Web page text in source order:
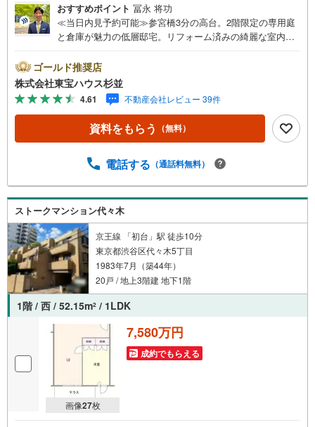
おすすめポイント 冨永 将功
≪当日内見予約可能≫参宮橋3分の高台。2階限定の専用庭
と倉庫が魅力の低層邸宅。リフォーム済みの綺麗な室内を
「未来カレンダー」のご提案。・ 未来に起こるであろうご
自宅リフォームをオンライン上でご提案「ミラカレクラ
ブ」。・ 不動産売却時、ご自宅を綺麗にかつ瀟洒にさせる
CG加工ホームステイジングサービス。・ 購入者様へ、税
理士による確定申告の無料セミナーをご招待いたします。
◆ご予約に際して◆日時のご希望をお伝えください。（も
（居住中物件）の手配が必要な場合がございますのでご容
案内が可能となりますのでお手数ですがご一報ください。
◆物件のご案内は◆弊社へのご来社、お客様宅へのお迎
え・最寄駅での待ち合わせ、物件周辺のコンビニ等でお待
ち合わせなど、ご希望をお伝えください。ご希望条件をお
伝え頂けましたら、ご見学希望物件以外の資料も用意して
参ります。もちろん他の物件も併せてご案内させていただ
きます
ゴールド推奨店
株式会社東宝ハウス杉並
4.61 不動産会社レビュー 39件
資料をもらう （無料）
電話する （通話料無料）
ストークマンション代々木
京王線 「初台」駅 徒歩10分
東京都渋谷区代々木5丁目
1983年7月（築44年）
20戸 / 地上3階建 地下1階
1階 / 西 / 52.15m2 / 1LDK
画像27枚
7,580万円
成約でもらえる